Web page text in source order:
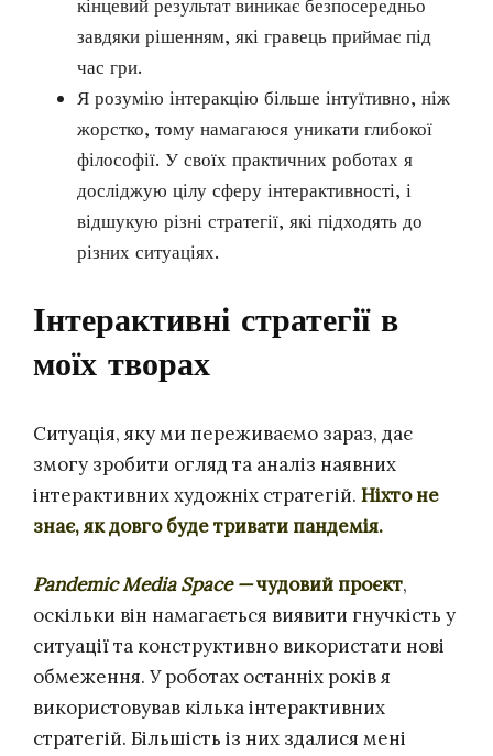
кінцевий результат виникає безпосередньо
завдяки рішенням, які гравець приймає під
час гри.
Я розумію інтеракцію більше інтуїтивно, ніж
жорстко, тому намагаюся уникати глибокої
філософії. У своїх практичних роботах я
досліджую цілу сферу інтерактивності, і
відшукую різні стратегії, які підходять до
різних ситуаціях.
Інтерактивні стратегії в
моїх творах
Ситуація, яку ми переживаємо зараз, дає
змогу зробити огляд та аналіз наявних
інтерактивних художніх стратегій. Ніхто не
знає, як довго буде тривати пандемія.
Pandemic Media Space —чудовий проєкт,
оскільки він намагається виявити гнучкість у
ситуації та конструктивно використати нові
обмеження. У роботах останніх років я
використовував кілька інтерактивних
стратегій. Більшість із них здалися мені